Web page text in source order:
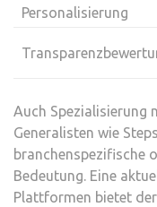
Personalisierung
Auch Spezialisierung
Generalisten wie
branchenspezifische
Bedeutung. Eine
Plattformen bietet der